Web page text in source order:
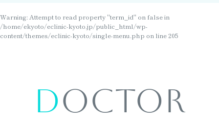
Warning: Attempt to read property "term_id" on false in
/home/ekyoto/eclinic-kyoto.jp/public_html/wp-
content/themes/eclinic-kyoto/single-menu.php on line 205
Doctor